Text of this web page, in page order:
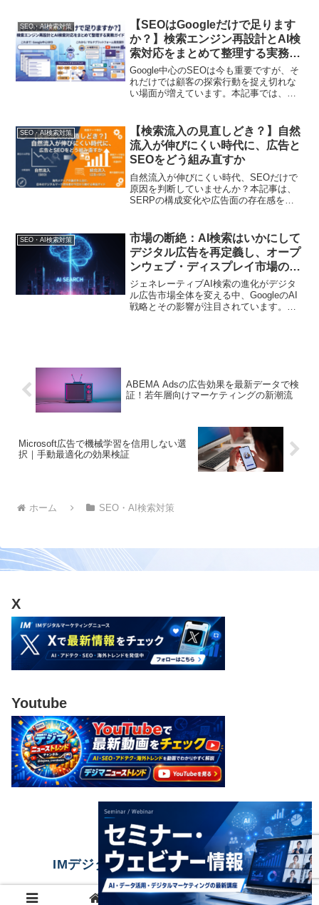
スをどう取るか――この視点から、両施
策の最適な組み合わせと運用のポイント
を解説します
SEO・AI検索対策
【SEOはGoogleだけで足ります
か？】検索エンジン再設計とAI検
索対応をまとめて整理する実務ガ
イド
Google中心のSEOは今も重要ですが、そ
れだけでは顧客の探索行動を捉え切れな
い場面が増えています。本記事では、
で投資すべきかを、日本のデジタルマー
ケ実務向けにわかりやすく解説します
SEO・AI検索対策
【検索流入の見直しどき？】自然
流入が伸びにくい時代に、広告と
SEOをどう組み直すか
自然流入が伸びにくい時代、SEOだけで
原因を判断していませんか？本記事は、
SERPの構成変化や広告面の存在感を前
ドです。観測ポイント、会議設計、テス
ト設計、社内説明の型まで、代理店/イン
ハウス双方で使える形で解説します
SEO・AI検索対策
市場の断絶：AI検索はいかにして
デジタル広告を再定義し、オープ
ンウェブ・ディスプレイ市場の
30%縮小を強いるか
ジェネレーティブAI検索の進化がデジタ
ル広告市場全体を変える中、GoogleのAI
戦略とその影響が注目されています。ブ
ABEMA Adsの広告効果を最新データで検
証！若年層向けマーケティングの新潮流
Microsoft広告で機械学習を信用しない選
択｜手動最適化の効果検証
ホーム SEO・AI検索対策
X
Youtube
IMデジタルマーケティングニュース
© 2023 IMデジタルマーケティングニュース.